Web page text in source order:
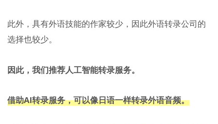
此外，具有外语技能的作家较少，因此外语转录公司的
选择也较少。
因此，我们推荐人工智能转录服务。
借助AI转录服务，可以像日语一样转录外语音频。